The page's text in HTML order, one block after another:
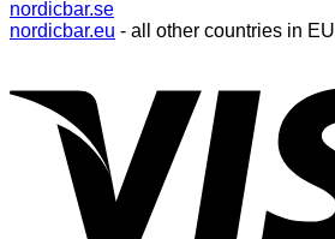
nordicbar.se
nordicbar.eu - all other countries in EU